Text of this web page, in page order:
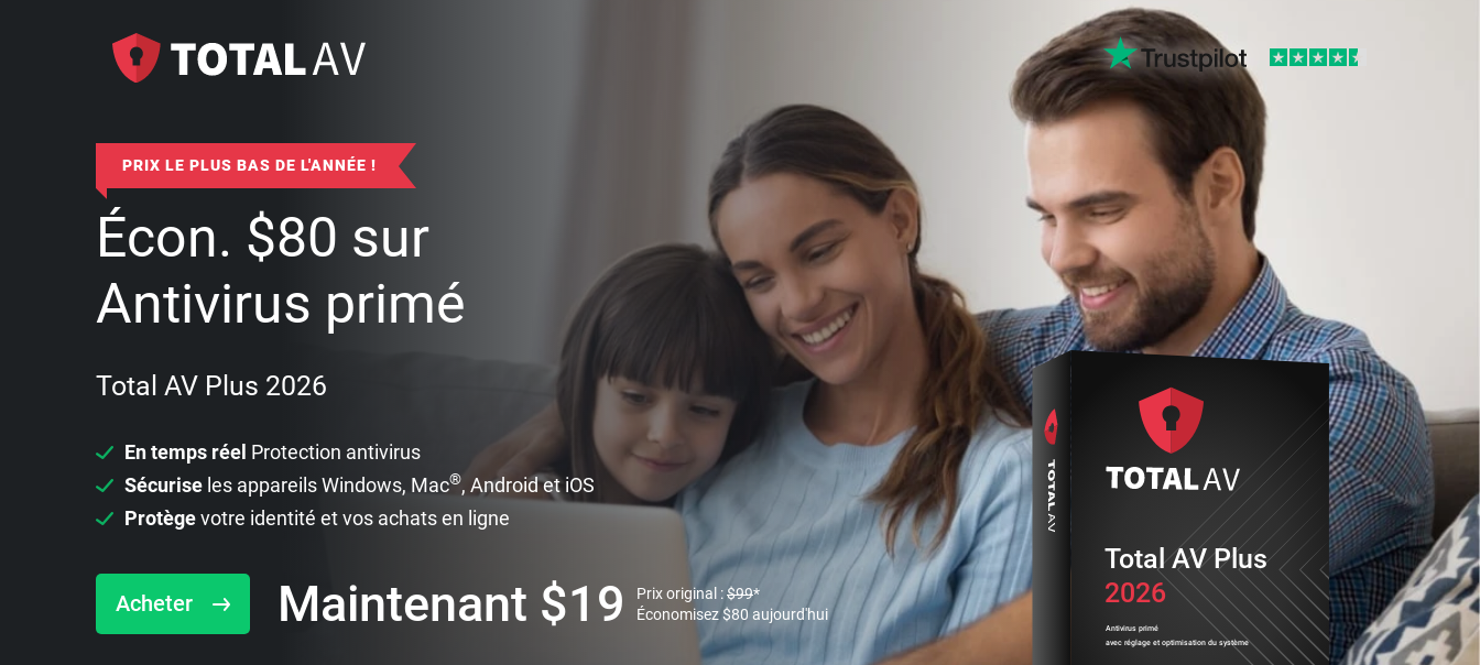
PRIX LE PLUS BAS DE L'ANNÉE !
Écon. $80 sur
Antivirus primé
Total AV Plus 2026
En temps réel Protection antivirus
Sécurise les appareils Windows, Mac®, Android et iOS
Protègevotre identité et vos achats en ligne
Acheter Maintenant $19 Prix original :$99*
Économisez$80 aujourd'hui
2026
Antivirus primé
avec réglage et optimisation du système
Total AV Plus